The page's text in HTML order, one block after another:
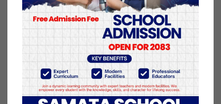
एमाले बाँकेको कार्यालयमा आयोजना गरिएको कार्यक्रमलाई
सम्बोधन गर्दै केन्द्रीय सदस्य हल्वाईले पार्टीलाई नयाँ दिशाबाट
अझ मजबुत बनाउदै लैजानको लागि सबै पालिका कमिटीलाई
निर्देशन दिए । उनले पार्टीमा गुट उपगुटको अवस्था सृजना गरी